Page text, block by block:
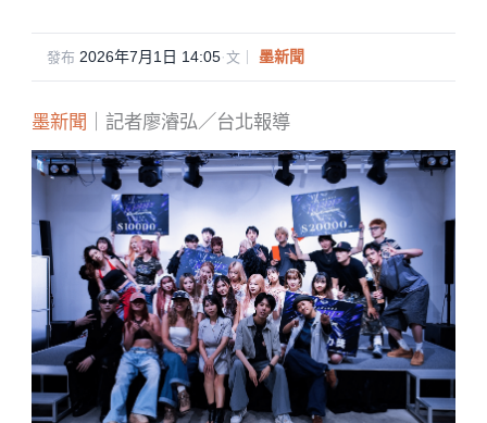
發布 2026年7月1日 14:05·文｜ 墨新聞
墨新聞 ｜記者廖濬弘／台北報導